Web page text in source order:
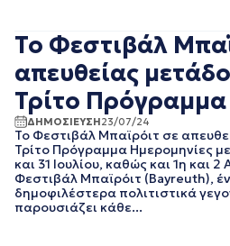
ΜΑΙΟΣ 2023
ΑΠΡΙΛΙΟΣ 2023
ΜΑΡΤΙΟΣ 2023
ΦΕΒΡΟΥΑΡΙΟΣ
ΔΕΚΕΜΒΡΙΟΣ
ΝΟΕΜΒΡΙΟΣ
ΟΚΤΩΒΡΙΟΣ
ΣΕΠΤΕΜΒΡΙΟΣ
Το Φεστιβάλ
απευθείας
Τρίτο Πρόγραμμα
ΔΗΜΟΣΙΕΥΣΗ23/07/24
Το Φεστιβάλ Μπαϊρόιτ σε
Τρίτο Πρόγραμμα Ημερομηνίες
και 31 Ιουλίου, καθώς και 1η και
Φεστιβάλ Μπαϊρόιτ (Bayreuth),
δημοφιλέστερα πολιτιστικά
παρουσιάζει κάθε...